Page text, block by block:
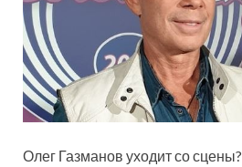
Олег Газманов уходит со сцены?